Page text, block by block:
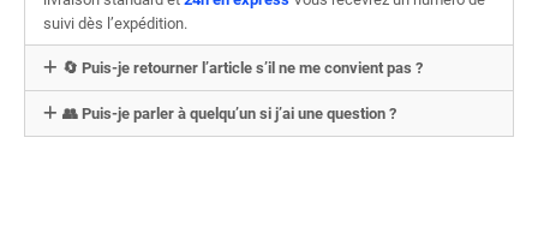
suivi dès l’expédition.
🔄 Puis-je retourner l’article s’il ne me convient pas ?
👥 Puis-je parler à quelqu’un si j’ai une question ?